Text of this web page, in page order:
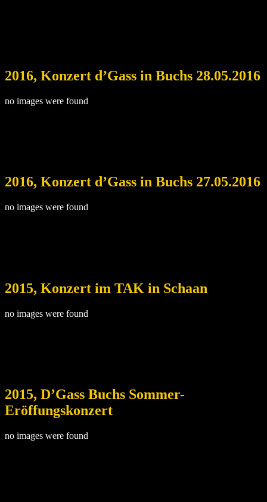
2016, Konzert d’Gass in Buchs 28.05.2016
no images were found
2016, Konzert d’Gass in Buchs 27.05.2016
no images were found
2015, Konzert im TAK in Schaan
no images were found
2015, D’Gass Buchs Sommer-
Eröffungskonzert
no images were found